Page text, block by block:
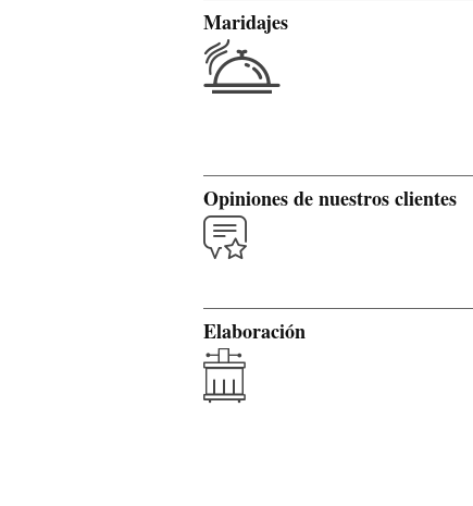
Maridajes
Opiniones de nuestros clientes
Elaboración